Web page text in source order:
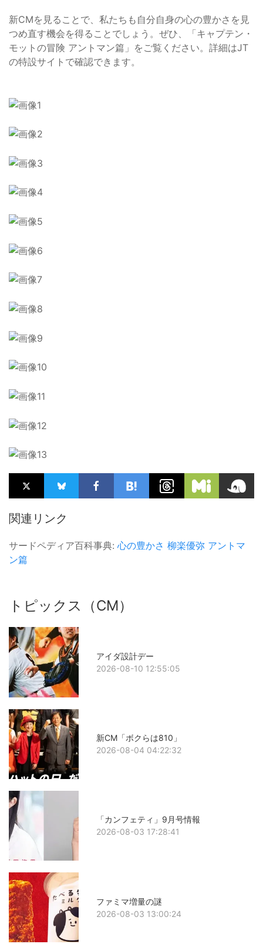
新CMを見ることで、私たちも自分自身の心の豊かさを見
つめ直す機会を得ることでしょう。ぜひ、「キャプテン・
モットの冒険 アントマン篇」をご覧ください。詳細はJT
の特設サイトで確認できます。
関連リンク
サードペディア百科事典: 心の豊かさ 柳楽優弥 アントマ
ン篇
トピックス（CM）
アイダ設計デー
2026-08-10 12:55:05
新CM「ボクらは810」
2026-08-04 04:22:32
「カンフェティ」9月号情報
2026-08-03 17:28:41
ファミマ増量の謎
2026-08-03 13:00:24